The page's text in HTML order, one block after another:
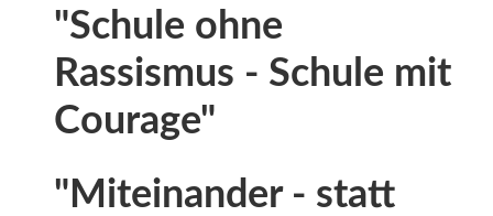
"Schule ohne
Rassismus - Schule mit
Courage"
"Miteinander - statt